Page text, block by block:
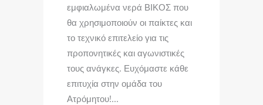
εμφιαλωμένα νερά ΒΙΚΟΣ που
θα χρησιμοποιούν οι παίκτες και
το τεχνικό επιτελείο για τις
προπονητικές και αγωνιστικές
τους ανάγκες. Ευχόμαστε κάθε
επιτυχία στην ομάδα του
Ατρόμητου!